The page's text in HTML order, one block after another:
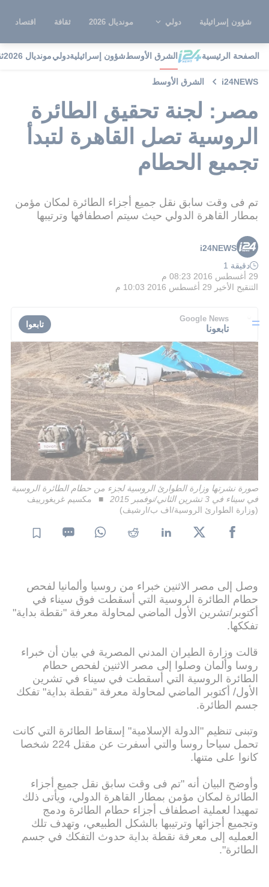
شؤون إسرائيلية دولي مونديال 2026 ثقافة اقتصاد
الصفحة الرئيسية الشرق الأوسطشؤون إسرائيليةدوليمونديال 2026
i24NEWS الشرق الأوسط
مصر: لجنة تحقيق الطائرة
الروسية تصل القاهرة لتبدأ
تجميع الحطام
تم فى وقت سابق نقل جميع أجزاء الطائرة لمكان مؤمن
بمطار القاهرة الدولي حيث سيتم اصطفافها وترتيبها
i24NEWS
دقيقة 1
29 أغسطس 2016 08:23 م
التنقيح الأخير 29 أغسطس 2016 10:03 م
Google News
تابعونا تابعوا
صورة نشرتها وزارة الطوارئ الروسية لجزء من حطام الطائرة الروسية
في سيناء في 3 تشرين الثاني/نوفمبر 2015
مكسيم غريغورييف
(وزارة الطوارئ الروسية/اف ب/ارشيف)
وصل إلى مصر الاثنين خبراء من روسيا وألمانيا لفحص
حطام الطائرة الروسية التي أسقطت فوق سيناء في
أكتوبر/تشرين الأول الماضي لمحاولة معرفة "نقطة بداية"
تفككها.
قالت وزارة الطيران المدني المصرية في بيان أن خبراء
روسا وألمان وصلوا إلى مصر الاثنين لفحص حطام
الطائرة الروسية التي أسقطت في سيناء في تشرين
الأول/ أكتوبر الماضي لمحاولة معرفة "نقطة بداية" تفكك
جسم الطائرة.
وتبنى تنظيم "الدولة الإسلامية" إسقاط الطائرة التي كانت
تحمل سياحا روسا والتي أسفرت عن مقتل 224 شخصا
كانوا على متنها.
وأوضح البيان أنه "تم فى وقت سابق نقل جميع أجزاء
الطائرة لمكان مؤمن بمطار القاهرة الدولي، ويأتى ذلك
تمهيدا لعملية اصطفاف أجزاء حطام الطائرة ودمج
وتجميع أجزائها وترتيبها بالشكل الطبيعي، وتهدف تلك
العمليه إلى معرفة نقطة بداية حدوث التفكك في جسم
الطائرة".